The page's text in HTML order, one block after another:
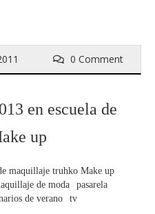
0 Comment
en escuela de
up
maquillaje truhko Make up
de moda
pasarela
de verano tv